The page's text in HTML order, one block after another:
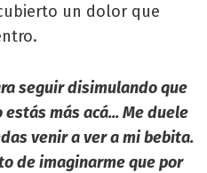
un dolor que
seguir disimulando que
más acá... Me duele
venir a ver a mi bebita.
de imaginarme que por